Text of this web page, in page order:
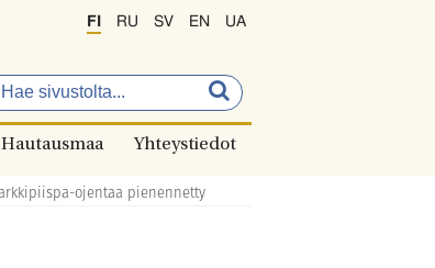
FI RU SV EN UA
Hautausmaa Yhteystiedot
ojentaa pienennetty